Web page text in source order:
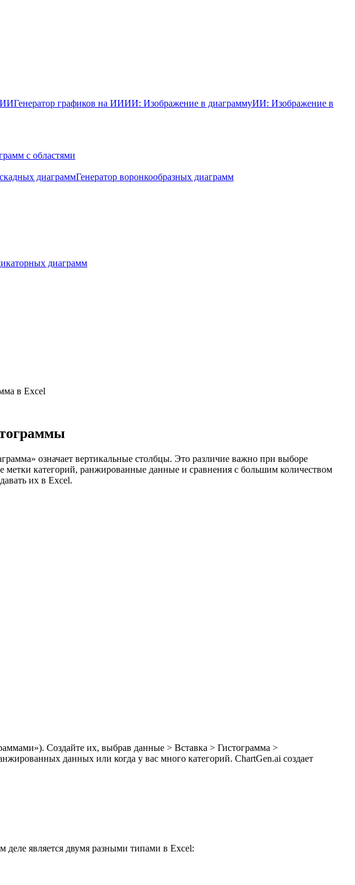
ИИГенератор графиков на ИИИИ: Изображение в диаграммуИИ: Изображение в
с областями
диаграммГенератор воронкообразных диаграмм
диаграмм
в Excel
означает вертикальные столбцы. Это различие важно при выборе
категорий, ранжированные данные и сравнения с большим количеством
их в Excel.
Создайте их, выбрав данные > Вставка > Гистограмма >
данных или когда у вас много категорий. ChartGen.ai создает
является двумя разными типами в Excel: